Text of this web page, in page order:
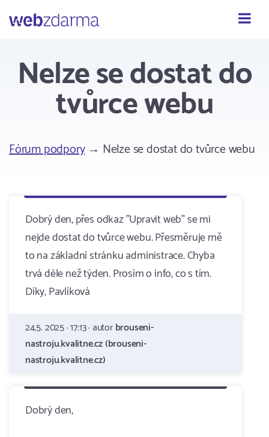
Webzdarma
Nelze se dostat do
tvůrce webu
Fórum podpory→ Nelze se dostat do tvůrce webu
Dobrý den, přes odkaz "Upravit web" se mi
nejde dostat do tvůrce webu. Přesměruje mě
to na základní stránku administrace. Chyba
trvá déle než týden. Prosím o info, co s tím.
Díky, Pavlíková
24.5. 2025 · 17:13 · autorbrouseni-
nastroju.kvalitne.cz (brouseni-
nastroju.kvalitne.cz)
Dobrý den,